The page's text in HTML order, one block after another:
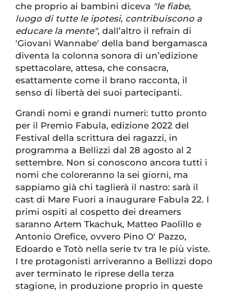
che proprio ai bambini diceva "le fiabe,
luogo di tutte le ipotesi, contribuiscono a
educare la mente", dall’altro il refrain di
'Giovani Wannabe' della band bergamasca
diventa la colonna sonora di un’edizione
spettacolare, attesa, che consacra,
esattamente come il brano racconta, il
senso di libertà dei suoi partecipanti.
Grandi nomi e grandi numeri: tutto pronto
per il Premio Fabula, edizione 2022 del
Festival della scrittura dei ragazzi, in
programma a Bellizzi dal 28 agosto al 2
settembre. Non si conoscono ancora tutti i
nomi che coloreranno la sei giorni, ma
sappiamo già chi taglierà il nastro: sarà il
cast di Mare Fuori a inaugurare Fabula 22. I
primi ospiti al cospetto dei dreamers
saranno Artem Tkachuk, Matteo Paolillo e
Antonio Orefice, ovvero Pino O' Pazzo,
Edoardo e Totò nella serie tv tra le più viste.
I tre protagonisti arriveranno a Bellizzi dopo
aver terminato le riprese della terza
stagione, in produzione proprio in queste